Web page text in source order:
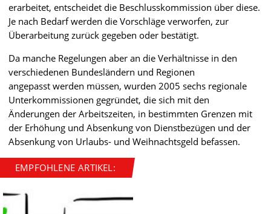
erarbeitet, entscheidet die Beschlusskommission über diese.
Je nach Bedarf werden die Vorschläge verworfen, zur
Überarbeitung zurück gegeben oder bestätigt.
Da manche Regelungen aber an die Verhältnisse in den
verschiedenen Bundesländern und Regionen
angepasst werden müssen, wurden 2005 sechs regionale
Unterkommissionen gegründet, die sich mit den
Änderungen der Arbeitszeiten, in bestimmten Grenzen mit
der Erhöhung und Absenkung von Dienstbezügen und der
Absenkung von Urlaubs- und Weihnachtsgeld befassen.
EMPFOHLENE ARTIKEL: